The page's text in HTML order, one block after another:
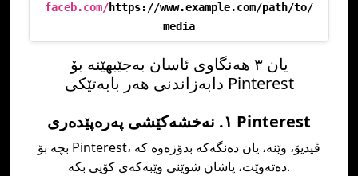
faceb.com/https://www.example.com/path/to/
media
یان ٣ هەنگاوی ئاسان بەجێبهێنە بۆ
دابەزاندنی هەر بابەتێکی Pinterest
١. نەخشەکێشی پەرەپێدەری Pinterest
بچە بۆ Pinterest، ڤیدیۆ، وێنە، یان دەنگەکە بدۆزەوە کە
دەتەوێت، پاشان شوێنی وێبەکەی کۆپی بکە.